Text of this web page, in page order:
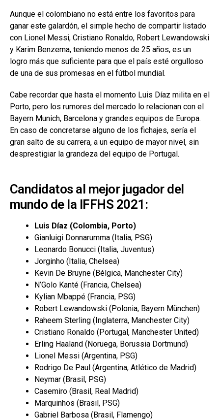
Aunque el colombiano no está entre los favoritos para
ganar este galardón, el simple hecho de compartir listado
con Lionel Messi, Cristiano Ronaldo, Robert Lewandowski
y Karim Benzema, teniendo menos de 25 años, es un
logro más que suficiente para que el país esté orgulloso
de una de sus promesas en el fútbol mundial.
Cabe recordar que hasta el momento Luis Díaz milita en el
Porto, pero los rumores del mercado lo relacionan con el
Bayern Munich, Barcelona y grandes equipos de Europa.
En caso de concretarse alguno de los fichajes, sería el
gran salto de su carrera, a un equipo de mayor nivel, sin
desprestigiar la grandeza del equipo de Portugal.
Candidatos al mejor jugador del
mundo de la IFFHS 2021:
Luis Díaz (Colombia, Porto)
Gianluigi Donnarumma (Italia, PSG)
Leonardo Bonucci (Italia, Juventus)
Jorginho (Italia, Chelsea)
Kevin De Bruyne (Bélgica, Manchester City)
N’Golo Kanté (Francia, Chelsea)
Kylian Mbappé (Francia, PSG)
Robert Lewandowski (Polonia, Bayern München)
Raheem Sterling (Inglaterra, Manchester City)
Cristiano Ronaldo (Portugal, Manchester United)
Erling Haaland (Noruega, Borussia Dortmund)
Lionel Messi (Argentina, PSG)
Rodrigo De Paul (Argentina, Atlético de Madrid)
Neymar (Brasil, PSG)
Casemiro (Brasil, Real Madrid)
Marquinhos (Brasil, PSG)
Gabriel Barbosa (Brasil, Flamengo)